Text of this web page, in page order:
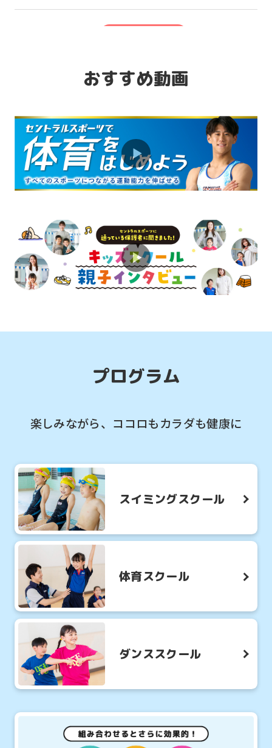
スイミング体験会実施中♪
2026.08.01 お知らせ
プラスワンで楽しさアップ！ミックスコ
ースが人気です♪
ダンスの基礎を学べる初心者におすすめ
のコースです♪
2026.08.01 お知らせ
おすすめ動画
プログラム
楽しみながら、ココロもカラダも健康に
スイミングスクール
体育スクール
ダンススクール